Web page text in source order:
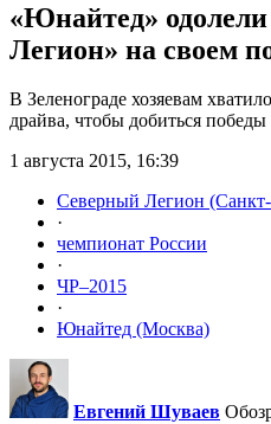
«Юнайтед»
Легион» на своем
В Зеленограде хозяевам
драйва, чтобы добиться
1 августа 2015, 16:39
Северный Легион
·
чемпионат России
·
ЧР–2015
·
Юнайтед (Москва)
Евгений Шуваев